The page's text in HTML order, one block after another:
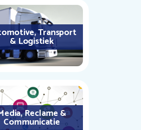
Transport
& Logistiek
Reclame &
Communicatie